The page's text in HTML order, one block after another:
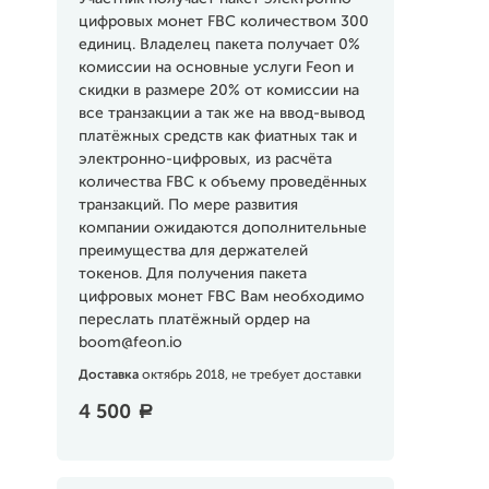
цифровых монет FBC количеством 300
единиц. Владелец пакета получает 0%
комиссии на основные услуги Feon и
скидки в размере 20% от комиссии на
все транзакции а так же на ввод-вывод
платёжных средств как фиатных так и
электронно-цифровых, из расчёта
количества FBC к объему проведённых
транзакций. По мере развития
компании ожидаются дополнительные
преимущества для держателей
токенов. Для получения пакета
цифровых монет FBC Вам необходимо
переслать платёжный ордер на
boom@feon.io
Доставка октябрь 2018, не требует доставки
4 500 a